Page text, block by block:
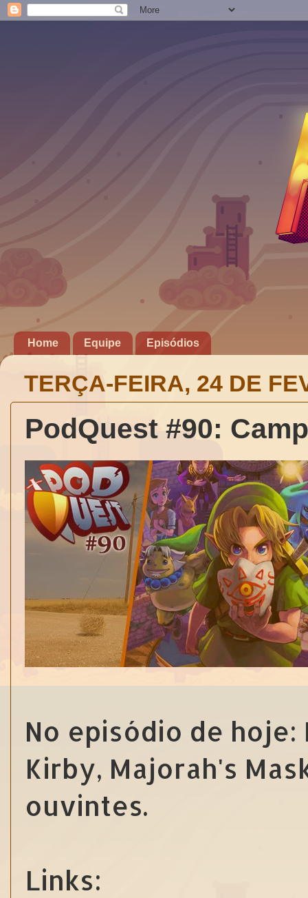
Home Equipe Episódios
TERÇA-FEIRA, 24 DE
PodQuest #90:
No episódio de hoje:
Kirby, Majorah's
ouvintes.
Links: